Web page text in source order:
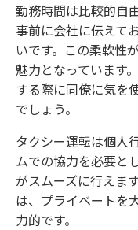
勤務時間は比較的自
事前に会社に伝えて
いです。この柔軟性
魅力となっています
する際に同僚に気を
でしょう。
タクシー運転は個人
ムでの協力を必要と
がスムーズに行えま
は、プライベートを
力的です。